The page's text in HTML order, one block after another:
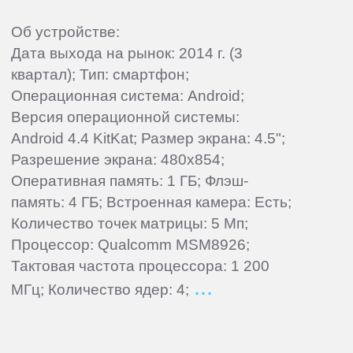
Об устройстве:
Дата выхода на рынок: 2014 г. (3
квартал); Тип: смартфон;
Операционная система: Android;
Версия операционной системы:
Android 4.4 KitKat; Размер экрана: 4.5";
Разрешение экрана: 480x854;
Оперативная память: 1 ГБ; Флэш-
память: 4 ГБ; Встроенная камера: Есть;
Количество точек матрицы: 5 Мп;
Процессор: Qualcomm MSM8926;
Тактовая частота процессора: 1 200
МГц; Количество ядер: 4;